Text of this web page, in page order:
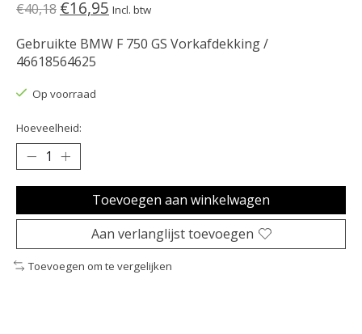
€40,18 €16,95 Incl. btw
Gebruikte BMW F 750 GS Vorkafdekking /
46618564625
Op voorraad
Hoeveelheid:
Toevoegen aan winkelwagen
Aan verlanglijst toevoegen
Toevoegen om te vergelijken